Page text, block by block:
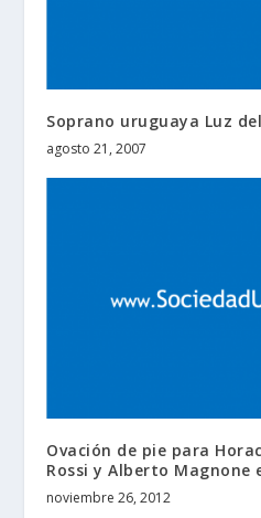
Soprano uruguaya Luz
agosto 21, 2007
Ovación de pie para
Rossi y Alberto Magnone
noviembre 26, 2012